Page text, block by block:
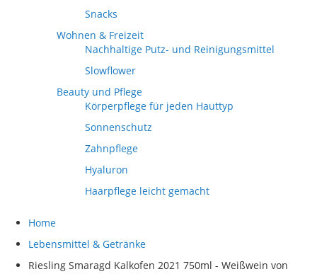
Snacks
Wohnen & Freizeit
Nachhaltige Putz- und Reinigungsmittel
Slowflower
Beauty und Pflege
Körperpflege für jeden Hauttyp
Sonnenschutz
Zahnpflege
Hyaluron
Haarpflege leicht gemacht
Home
Lebensmittel & Getränke
Riesling Smaragd Kalkofen 2021 750ml - Weißwein von